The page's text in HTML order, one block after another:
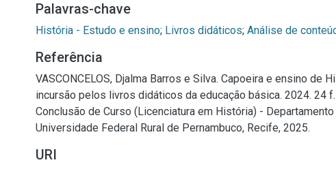
Palavras-chave
História - Estudo e ensino; Livros didáticos; Análise de
Referência
VASCONCELOS, Djalma Barros e Silva. Capoeira e ensino de
incursão pelos livros didáticos da educação básica. 2024. 24
Conclusão de Curso (Licenciatura em História) -
Universidade Federal Rural de Pernambuco, Recife, 2025.
URI